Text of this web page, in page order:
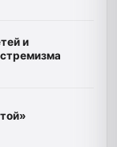
и